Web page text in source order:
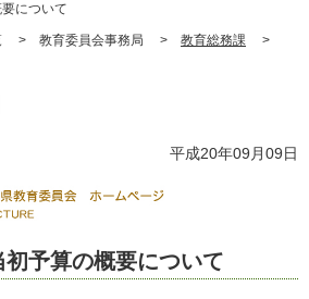
について
> 教育委員会事務局 > 教育総務課 >
平成20年09月09日
予算の概要について